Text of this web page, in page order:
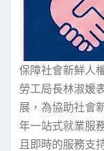
保障社會新鮮人
勞工局長林淑媛
展，為協助社會
年一站式就業服
且即時的服務支